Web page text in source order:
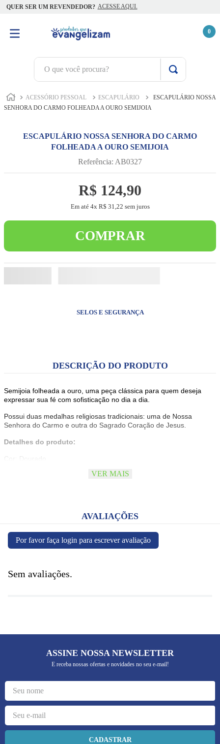
QUER SER UM REVENDEDOR? ACESSE AQUI.
0
O que você procura?
ACESSÓRIO PESSOAL ESCAPULÁRIO
ESCAPULÁRIO NOSSA
SENHORA DO CARMO FOLHEADA A OURO SEMIJOIA
ESCAPULÁRIO NOSSA SENHORA DO CARMO
FOLHEADA A OURO SEMIJOIA
Referência: AB0327
R$ 124,90
Em até 4x R$ 31 22 sem juros
COMPRAR
SELOS E SEGURANÇA
DESCRIÇÃO DO PRODUTO
Semijoia folheada a ouro, uma peça clássica para quem deseja
expressar sua fé com sofisticação no dia a dia.
Possui duas medalhas religiosas tradicionais: uma de Nossa
Senhora do Carmo e outra do Sagrado Coração de Jesus.
Detalhes do produto:
VER MAIS
AVALIAÇÕES
Por favor faça login para escrever avaliação
Sem avaliações.
ASSINE NOSSA NEWSLETTER
E receba nossas ofertas e novidades no seu e-mail!
CADASTRAR
TERMOS MAIS BUSCADOS
1º
terço jesus santas chagas
3 º
biblia
4º
quaresma são miguel
5º
camiseta
6º
escapulário
7º
capelinha jesus santas chagas
10º pulseira